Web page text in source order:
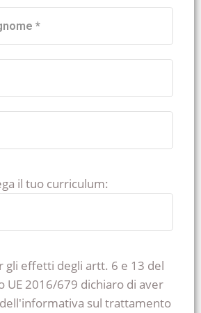
il tuo curriculum:
gli effetti degli artt. 6 e 13 del
UE 2016/679 dichiaro di aver
sul trattamento